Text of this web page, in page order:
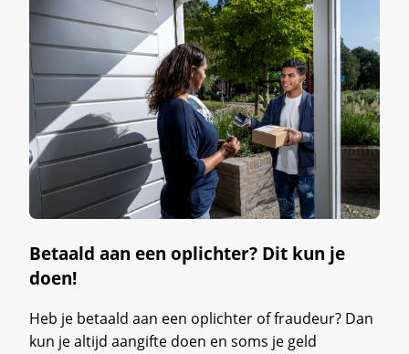
Betaald aan een oplichter? Dit kun je
doen!
Heb je betaald aan een oplichter of fraudeur? Dan
kun je altijd aangifte doen en soms je geld